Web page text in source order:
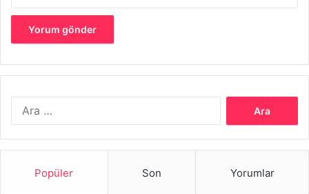
Popüler Son Yorumlar